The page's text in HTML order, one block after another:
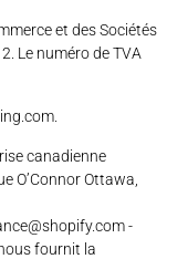
et des Sociétés
Le numéro de TVA
canadienne
O’Connor Ottawa,
-
fournit la